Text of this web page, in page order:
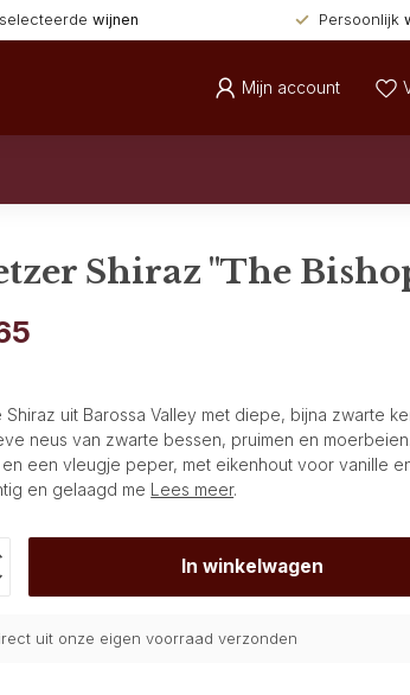
wijnen Persoonlijk
Mijn account
Shiraz "The
Shiraz uit Barossa Valley met diepe, bijna zwarte
neus van zwarte bessen, pruimen en
een vleugje peper, met eikenhout voor vanille
en gelaagd me Lees meer.
In winkelwagen
uit onze eigen voorraad verzonden